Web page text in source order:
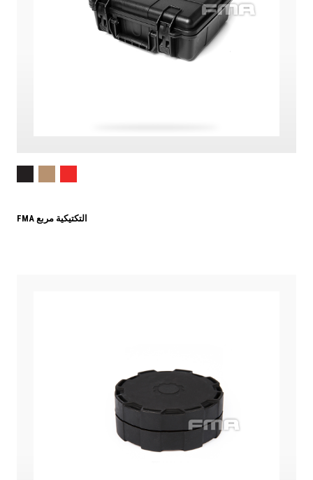
FMA التكتيكية مربع